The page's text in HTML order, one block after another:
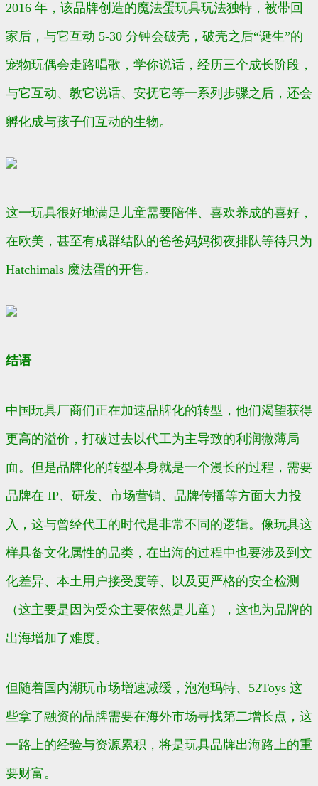
2016 年，该品牌创造的魔法蛋玩具玩法独特，被带回
家后，与它互动 5-30 分钟会破壳，破壳之后“诞生”的
宠物玩偶会走路唱歌，学你说话，经历三个成长阶段，
与它互动、教它说话、安抚它等一系列步骤之后，还会
孵化成与孩子们互动的生物。
这一玩具很好地满足儿童需要陪伴、喜欢养成的喜好，
在欧美，甚至有成群结队的爸爸妈妈彻夜排队等待只为
Hatchimals 魔法蛋的开售。
结语
中国玩具厂商们正在加速品牌化的转型，他们渴望获得
更高的溢价，打破过去以代工为主导致的利润微薄局
面。但是品牌化的转型本身就是一个漫长的过程，需要
品牌在 IP、研发、市场营销、品牌传播等方面大力投
入，这与曾经代工的时代是非常不同的逻辑。像玩具这
样具备文化属性的品类，在出海的过程中也要涉及到文
化差异、本土用户接受度等、以及更严格的安全检测
（这主要是因为受众主要依然是儿童），这也为品牌的
出海增加了难度。
但随着国内潮玩市场增速减缓，泡泡玛特、52Toys 这
些拿了融资的品牌需要在海外市场寻找第二增长点，这
一路上的经验与资源累积，将是玩具品牌出海路上的重
要财富。